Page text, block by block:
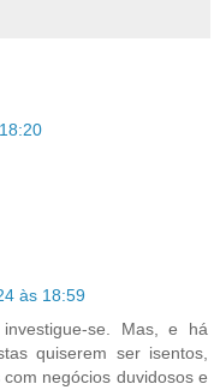
às 18:59
se. Mas, e há
quiserem ser isentos,
negócios duvidosos e